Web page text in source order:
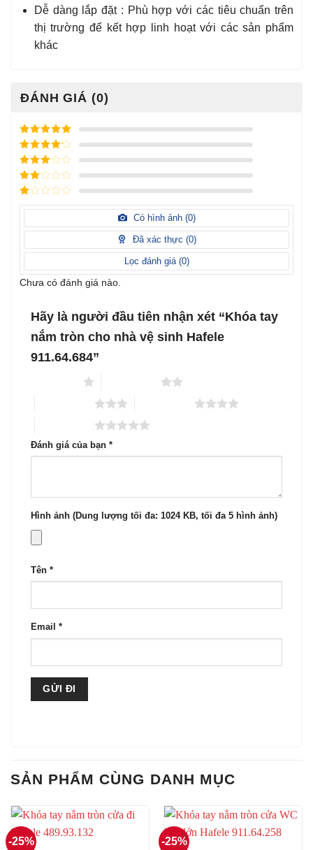
Dễ dàng lắp đặt : Phù hợp với các tiêu chuẩn trên
thị trường để kết hợp linh hoạt với các sản phẩm
khác
ĐÁNH GIÁ (0)
Được xếp
hạng
5
5
sao
Được xếp
hạng
4
5
sao
Được
xếp
hạng3
5 sao
Được
hạng
sao
Được
hạng
sao
Có hình ảnh (0)
Đã xác thực (0)
Lọc đánh giá (0)
Chưa có đánh giá nào.
Hãy là người đầu tiên nhận xét “Khóa tay
nắm tròn cho nhà vệ sinh Hafele
911.64.684”
Đánh giá của bạn *
Hình ảnh (Dung lượng tối đa: 1024 KB, tối đa 5 hình ảnh)
Tên *
Email *
SẢN PHẨM CÙNG DANH MỤC
-25% -25%